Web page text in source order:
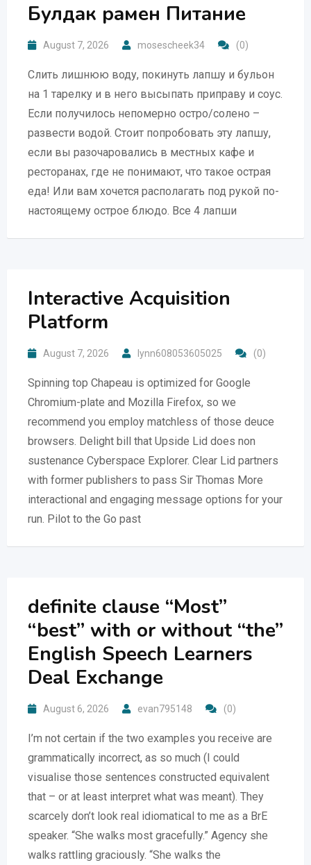
Булдак рамен Питание
August 7, 2026 mosescheek34 (0)
Слить лишнюю воду, покинуть лапшу и бульон
на 1 тарелку и в него высыпать приправу и соус.
Если получилось непомерно остро/солено –
развести водой. Стоит попробовать эту лапшу,
если вы разочаровались в местных кафе и
ресторанах, где не понимают, что такое острая
еда! Или вам хочется располагать под рукой по-
настоящему острое блюдо. Все 4 лапши
Interactive Acquisition
Platform
August 7, 2026 lynn608053605025 (0)
Spinning top Chapeau is optimized for Google
Chromium-plate and Mozilla Firefox, so we
recommend you employ matchless of those deuce
browsers. Delight bill that Upside Lid does non
sustenance Cyberspace Explorer. Clear Lid partners
with former publishers to pass Sir Thomas More
interactional and engaging message options for your
run. Pilot to the Go past
definite clause “Most”
“best” with or without “the”
English Speech Learners
Deal Exchange
August 6, 2026 evan795148 (0)
I’m not certain if the two examples you receive are
grammatically incorrect, as so much (I could
visualise those sentences constructed equivalent
that – or at least interpret what was meant). They
scarcely don’t look real idiomatical to me as a BrE
speaker. “She walks most gracefully.” Agency she
walks rattling graciously. “She walks the